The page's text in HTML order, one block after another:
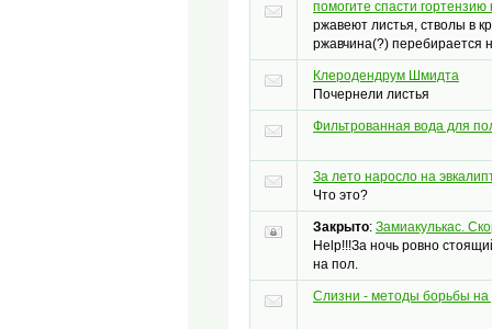
помогите спасти гортензию
ржавеют листья, стволы в
ржавчина(?) перебирается
Клеродендрум Шмидта
Почернели листья
Фильтрованная вода для
За лето наросло на
Что это?
Закрыто: Замиакулькас.
Help!!!За ночь ровно
на пол.
Слизни - методы борьбы на